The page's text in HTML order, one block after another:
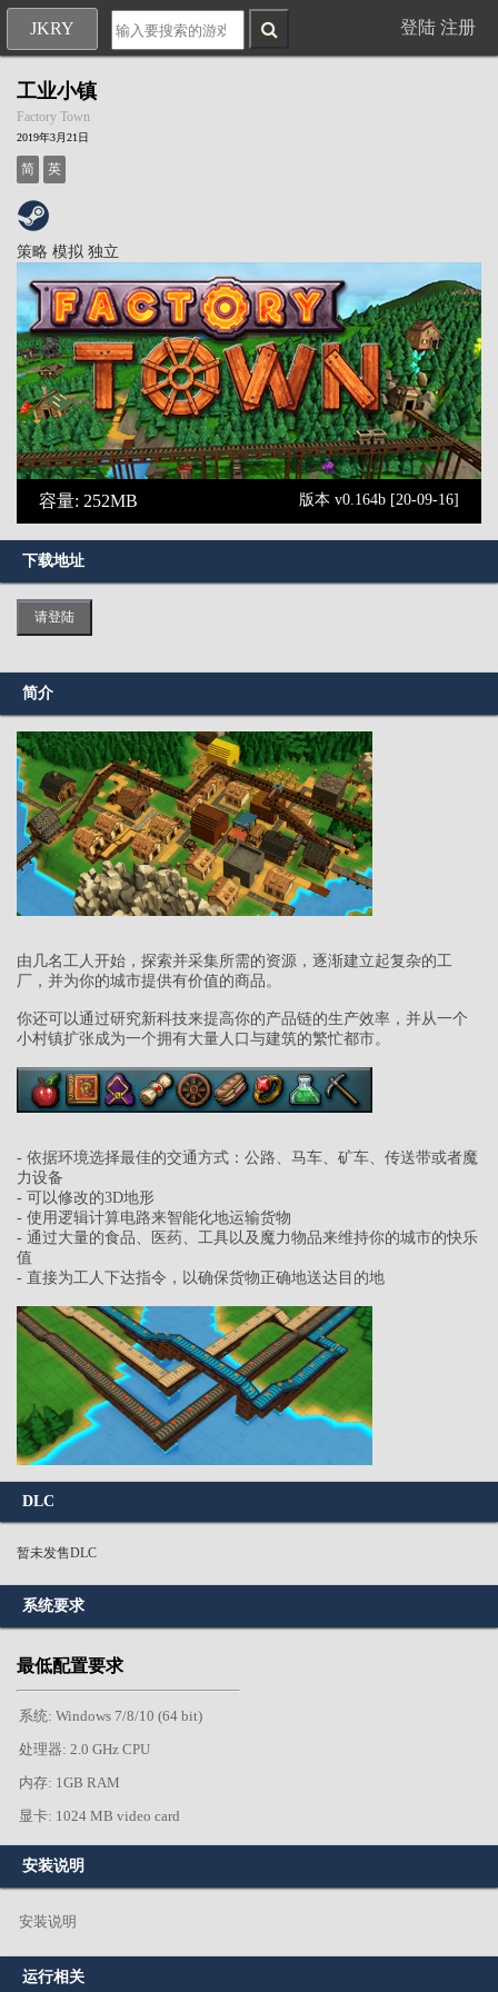
JKRY 登陆 注册
工业小镇
Factory Town
2019年3月21日
简 英
策略 模拟 独立
容量: 252MB 版本 v0.164b [20-09-16]
下载地址
请登陆
简介
由几名工人开始，探索并采集所需的资源，逐渐建立起复杂的工
厂，并为你的城市提供有价值的商品。
你还可以通过研究新科技来提高你的产品链的生产效率，并从一个
小村镇扩张成为一个拥有大量人口与建筑的繁忙都市。
- 依据环境选择最佳的交通方式：公路、马车、矿车、传送带或者魔
力设备
- 可以修改的3D地形
- 使用逻辑计算电路来智能化地运输货物
- 通过大量的食品、医药、工具以及魔力物品来维持你的城市的快乐
值
- 直接为工人下达指令，以确保货物正确地送达目的地
DLC
暂未发售DLC
系统要求
最低配置要求
系统: Windows 7/8/10 (64 bit)
处理器: 2.0 GHz CPU
内存: 1GB RAM
显卡: 1024 MB video card
安装说明
安装说明
运行相关